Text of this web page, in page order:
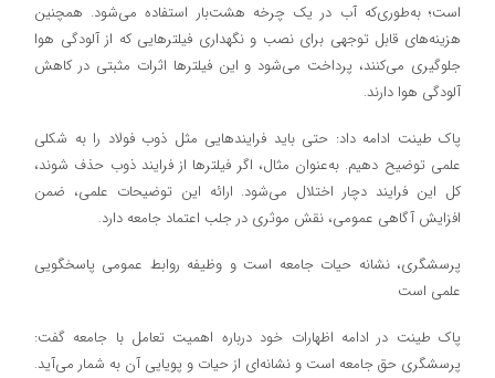
است؛ به‌طوری‌که آب در یک چرخه هشت‌بار استفاده می‌شود. همچنین
هزینه‌های قابل توجهی برای نصب و نگهداری فیلترهایی که از آلودگی هوا
جلوگیری می‌کنند، پرداخت می‌شود و این فیلترها اثرات مثبتی در کاهش
آلودگی هوا دارند.
پاک طینت ادامه داد: حتی باید فرایندهایی مثل ذوب فولاد را به شکلی
علمی توضیح دهیم. به‌عنوان مثال، اگر فیلترها از فرایند ذوب حذف شوند،
کل این فرایند دچار اختلال می‌شود. ارائه این توضیحات علمی، ضمن
افزایش آگاهی عمومی، نقش موثری در جلب اعتماد جامعه دارد.
پرسشگری، نشانه حیات جامعه است و وظیفه روابط عمومی پاسخگویی
علمی است
پاک طینت در ادامه اظهارات خود درباره اهمیت تعامل با جامعه گفت:
پرسشگری حق جامعه است و نشانه‌ای از حیات و پویایی آن به شمار می‌آید.